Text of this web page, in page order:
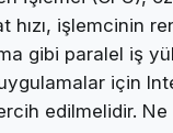
hızı, işlemcinin
gibi paralel iş
için
edilmelidir.